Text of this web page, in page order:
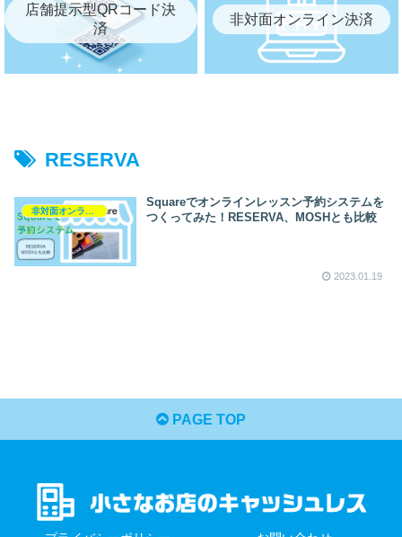
店舗提示型QRコード決
済
非対面オンライン決済
RESERVA
Squareでオンラインレッスン予約システムを
つくってみた！RESERVA、MOSHとも比較
2023.01.19
PAGE TOP